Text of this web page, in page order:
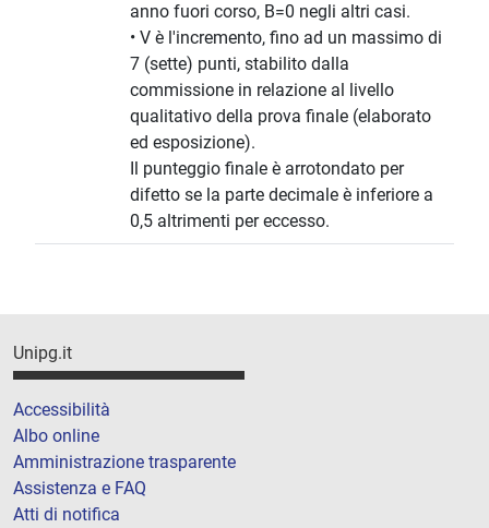
anno fuori corso, B=0 negli altri casi.
• V è l'incremento, fino ad un massimo di
7 (sette) punti, stabilito dalla
commissione in relazione al livello
qualitativo della prova finale (elaborato
ed esposizione).
Il punteggio finale è arrotondato per
difetto se la parte decimale è inferiore a
0,5 altrimenti per eccesso.
Unipg.it
Accessibilità
Albo online
Amministrazione trasparente
Assistenza e FAQ
Atti di notifica